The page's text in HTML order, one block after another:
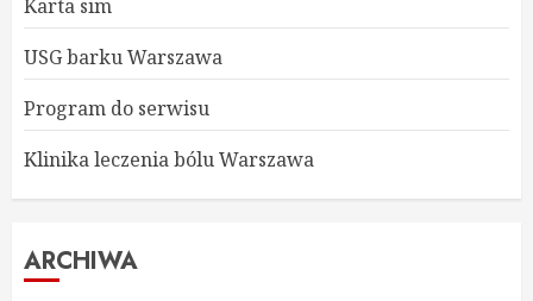
Karta sim
USG barku Warszawa
Program do serwisu
Klinika leczenia bólu Warszawa
ARCHIWA